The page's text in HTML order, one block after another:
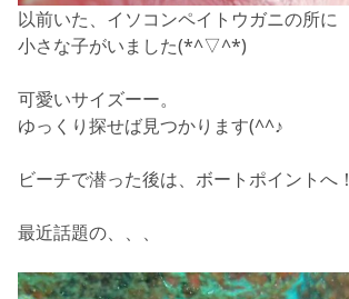
以前いた、イソコンペイトウガニの所に
小さな子がいました(*^▽^*)
可愛いサイズーー。
ゆっくり探せば見つかります(^^♪
ビーチで潜った後は、ボートポイントへ！
最近話題の、、、